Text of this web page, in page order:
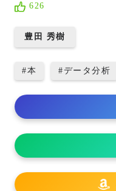
626
豊田 秀樹
#本 #データ分析